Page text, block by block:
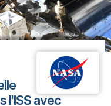
l'ISS avec